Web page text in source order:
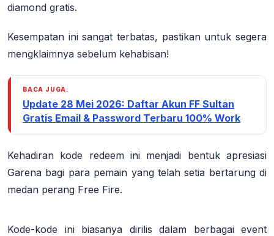
diamond gratis.
Kesempatan ini sangat terbatas, pastikan untuk segera
mengklaimnya sebelum kehabisan!
BACA JUGA:
Update 28 Mei 2026: Daftar Akun FF Sultan
Gratis Email & Password Terbaru 100% Work
Kehadiran kode redeem ini menjadi bentuk apresiasi
Garena bagi para pemain yang telah setia bertarung di
medan perang Free Fire.
Kode-kode ini biasanya dirilis dalam berbagai event